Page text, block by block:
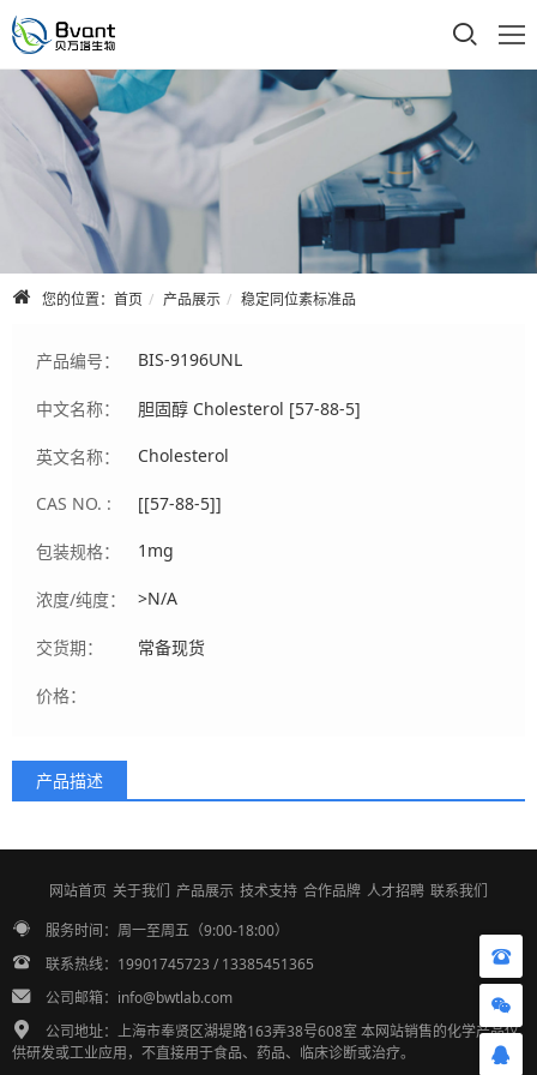
首页
公司介绍
产品展示
技术支持
人才招聘
联系我们
您的位置： 首页 产品展示 稳定同位素标准品
产品编号： BIS-9196UNL
中文名称： 胆固醇 Cholesterol [57-88-5]
英文名称： Cholesterol
CAS NO. : [[57-88-5]]
包装规格： 1mg
浓度/纯度： >N/A
交货期： 常备现货
价格：
产品描述
网站首页 关于我们 产品展示 技术支持 合作品牌 人才招聘 联系我们
服务时间：周一至周五（9:00-18:00）
联系热线：19901745723 / 13385451365
公司邮箱：info@bwtlab.com
公司地址：上海市奉贤区湖堤路163弄38号608室 本网站销售的化学产品仅
供研发或工业应用，不直接用于食品、药品、临床诊断或治疗。